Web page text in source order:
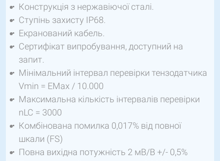
Конструкція з нержавіючої сталі.
Ступінь захисту IP68.
Екранований кабель.
Сертифікат випробування, доступний на
запит.
Мінімальний інтервал перевірки тензодатчика
Vmin = EMax / 10.000
Максимальна кількість інтервалів перевірки
nLC = 3000
Комбінована помилка 0,017% від повної
шкали (FS)
Повна вихідна потужність 2 мВ/В +/- 0,5%